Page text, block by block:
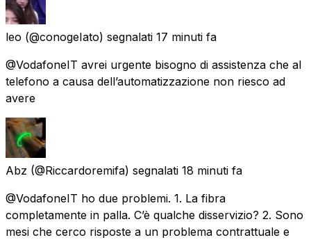
leo (@conogeIato) segnalati 17 minuti fa
@VodafoneIT avrei urgente bisogno di assistenza che al
telefono a causa dell’automatizzazione non riesco ad
avere
Abz (@Riccardoremifa) segnalati 18 minuti fa
@VodafoneIT ho due problemi. 1. La fibra
completamente in palla. C’è qualche disservizio? 2. Sono
mesi che cerco risposte a un problema contrattuale e